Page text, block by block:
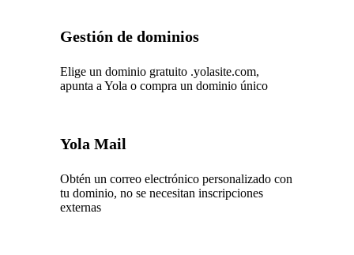
Gestión de dominios
Elige un dominio gratuito .yolasite.com,
apunta a Yola o compra un dominio único
Yola Mail
Obtén un correo electrónico personalizado con
tu dominio, no se necesitan inscripciones
externas